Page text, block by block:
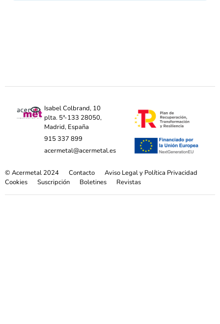
Isabel Colbrand, 10
plta. 5ª-133 28050,
Madrid, España
915 337 899
acermetal@acermetal.es
© Acermetal 2024 Contacto
Aviso Legal y Política Privacidad
Cookies
Suscripción Boletines Revistas